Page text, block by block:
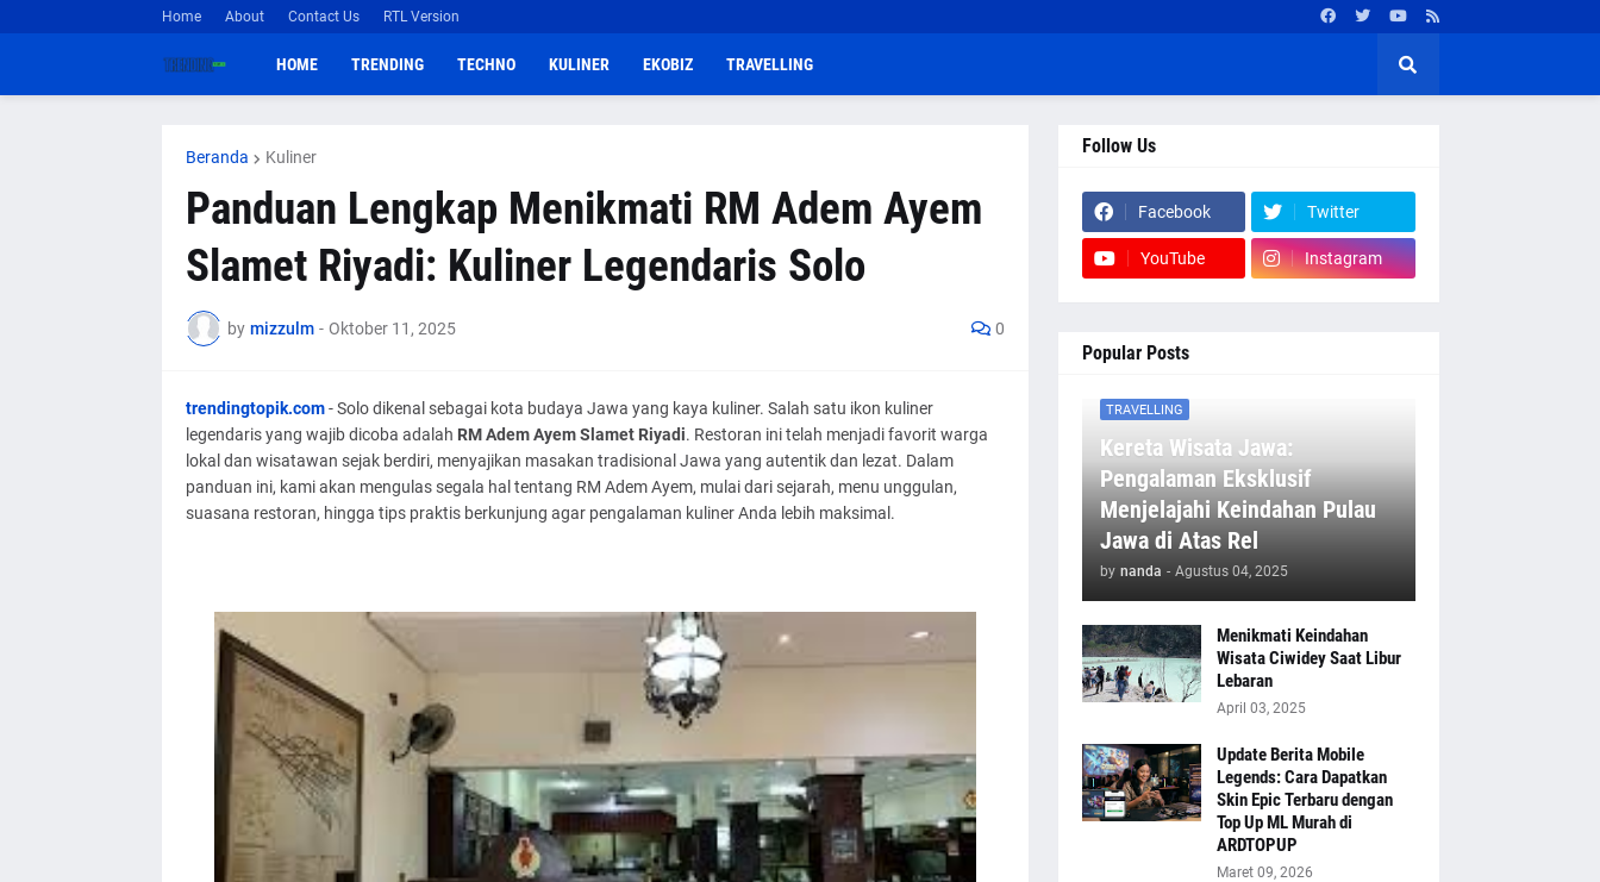
Home About Contact Us RTL Version
HOME TRENDING TECHNO KULINER EKOBIZ TRAVELLING
Beranda Kuliner
Panduan Lengkap Menikmati RM Adem Ayem
Slamet Riyadi: Kuliner Legendaris Solo
by mizzulm - Oktober 11, 2025 0
trendingtopik.com- Solo dikenal sebagai kota budaya Jawa yang kaya kuliner. Salah satu ikon kuliner
legendaris yang wajib dicoba adalah RM Adem Ayem Slamet Riyadi. Restoran ini telah menjadi favorit warga
lokal dan wisatawan sejak berdiri, menyajikan masakan tradisional Jawa yang autentik dan lezat. Dalam
panduan ini, kami akan mengulas segala hal tentang RM Adem Ayem, mulai dari sejarah, menu unggulan,
suasana restoran, hingga tips praktis berkunjung agar pengalaman kuliner Anda lebih maksimal.
Follow Us
Facebook Twitter
YouTube Instagram
Popular Posts
TRAVELLING
Kereta Wisata Jawa:
Pengalaman Eksklusif
Menjelajahi Keindahan Pulau
Jawa di Atas Rel
by nanda - Agustus 04, 2025
Menikmati Keindahan
Wisata Ciwidey Saat Libur
Lebaran
April 03, 2025
Update Berita Mobile
Legends: Cara Dapatkan
Skin Epic Terbaru dengan
Top Up ML Murah di
ARDTOPUP
Maret 09, 2026